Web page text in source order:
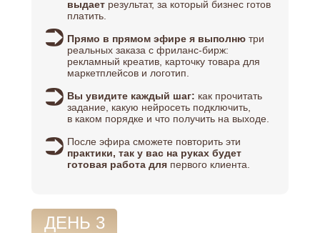
выдает результат, за который бизнес готов
платить.
Прямо в прямом эфире я выполню три
реальных заказа с фриланс-бирж:
рекламный креатив, карточку товара для
маркетплейсов и логотип.
Вы увидите каждый шаг: как прочитать
задание, какую нейросеть подключить,
в каком порядке и что получить на выходе.
После эфира сможете повторить эти
практики, так у вас на руках будет
готовая работа для первого клиента.
ДЕНЬ 3